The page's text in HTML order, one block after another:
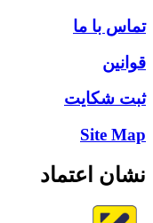
تماس با ما
قوانین
ثبت شکایت
Site Map
نشان اعتماد